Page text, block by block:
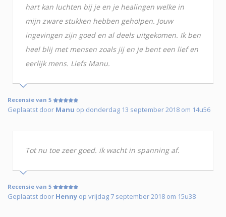
hart kan luchten bij je en je healingen welke in
mijn zware stukken hebben geholpen. Jouw
ingevingen zijn goed en al deels uitgekomen. Ik ben
heel blij met mensen zoals jij en je bent een lief en
eerlijk mens. Liefs Manu.
Recensie van 5
Geplaatst door Manu op donderdag 13 september 2018 om 14u56
Tot nu toe zeer goed. ik wacht in spanning af.
Recensie van 5
Geplaatst door Henny op vrijdag 7 september 2018 om 15u38